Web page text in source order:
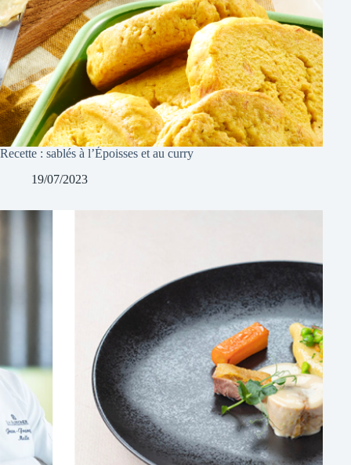
Recette : sablés à l’Époisses et au curry
19/07/2023